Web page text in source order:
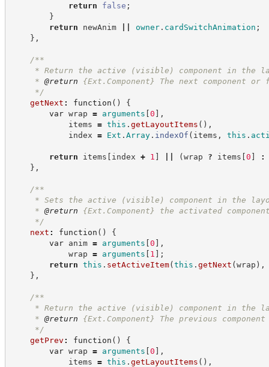
return
false ;
}
return newAnim owner . cardSwitchAnimation ;
} ,
/**
* Return the active (visible) component in the
* @return {Ext.Component}
The next component or
*/
getNext : function ( )
{
var wrap = arguments [0 ] ,
items = this .getLayoutItems ( ) ,
index = Ext .Array . indexOf ( items , this .
return items [ index + 1 ] (wrap ? items [0 ]
:
} ,
/**
* Sets the active (visible) component in the
* @return {Ext.Component}
the activated
*/
next : function ( )
{
var anim = arguments [0 ] ,
wrap = arguments [ 1 ] ;
return
this . setActiveItem(this .getNext (wrap ) ,
} ,
/**
* Return the active (visible) component in the
* @return {Ext.Component}
The previous
*/
getPrev : function ( )
{
var wrap = arguments [0 ] ,
items = this .getLayoutItems ( ) ,